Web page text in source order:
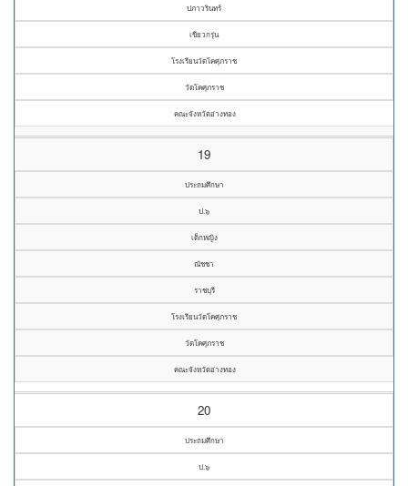
ปภาวรินทร์
เขียวกรุ่น
โรงเรียนวัดโคศุภราช
วัดโคศุภราช
คณะจังหวัดอ่างทอง
19
ประถมศึกษา
ป.๖
เด็กหญิง
ณัชชา
ราชบุรี
โรงเรียนวัดโคศุภราช
วัดโคศุภราช
คณะจังหวัดอ่างทอง
20
ประถมศึกษา
ป.๖